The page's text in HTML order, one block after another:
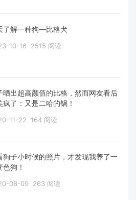
了解一种狗—比格犬
10-16 2515 阅读
晒出超高颜值的比格，然而网友看后
疯了：又是二哈的锅！
11-22 164 阅读
狗子小时候的照片，才发现我养了一
色狗！
08-09 263 阅读